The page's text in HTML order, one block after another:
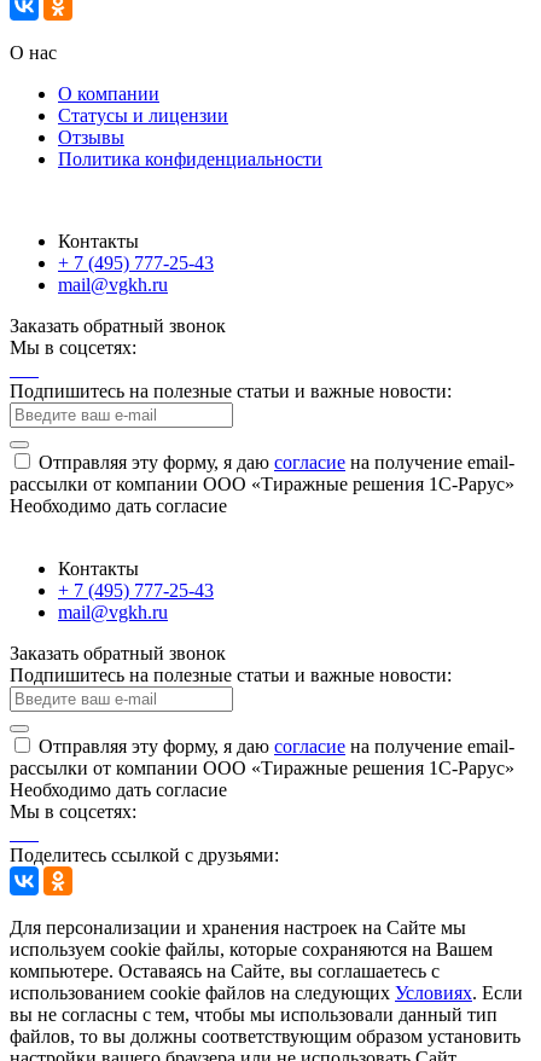
О нас
О компании
Статусы и лицензии
Отзывы
Политика конфиденциальности
Контакты
+ 7 (495) 777-25-43
mail@vgkh.ru
Заказать обратный звонок
Мы в соцсетях:
Подпишитесь на полезные статьи и важные новости:
Отправляя эту форму, я даю согласие на получение email-
рассылки от компании ООО «Тиражные решения 1С-Рарус»
Необходимо дать согласие
Контакты
+ 7 (495) 777-25-43
mail@vgkh.ru
Заказать обратный звонок
Подпишитесь на полезные статьи и важные новости:
Отправляя эту форму, я даю согласие на получение email-
рассылки от компании ООО «Тиражные решения 1С-Рарус»
Необходимо дать согласие
Мы в соцсетях:
Поделитесь ссылкой с друзьями:
Для персонализации и хранения настроек на Сайте мы
используем cookie файлы, которые сохраняются на Вашем
компьютере. Оставаясь на Сайте, вы соглашаетесь с
использованием cookie файлов на следующих Условиях. Если
вы не согласны с тем, чтобы мы использовали данный тип
файлов, то вы должны соответствующим образом установить